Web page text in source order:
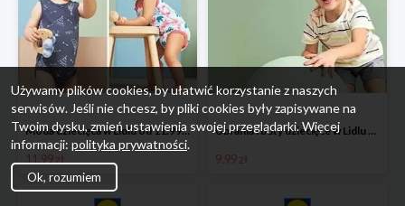
Moda dziecięca w Lidlu od 11.99 zł
11.99 zł
Ubrania i buty dziecięce w Lidlu Online od 9,99 zł
9.99 zł
Używamy plików cookies, by ułatwić korzystanie z naszych
serwisów. Jeśli nie chcesz, by pliki cookies były zapisywane na
Twoim dysku, zmień ustawienia swojej przeglądarki. Więcej
informacji: polityka prywatności.
Ok, rozumiem